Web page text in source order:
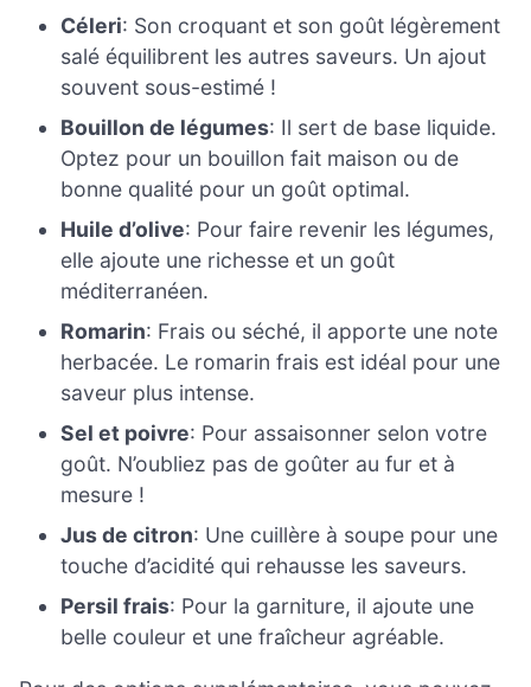
Céleri: Son croquant et son goût légèrement
salé équilibrent les autres saveurs. Un ajout
souvent sous-estimé !
Bouillon de légumes: Il sert de base liquide.
Optez pour un bouillon fait maison ou de
bonne qualité pour un goût optimal.
Huile d’olive: Pour faire revenir les légumes,
elle ajoute une richesse et un goût
méditerranéen.
Romarin: Frais ou séché, il apporte une note
herbacée. Le romarin frais est idéal pour une
saveur plus intense.
Sel et poivre: Pour assaisonner selon votre
goût. N’oubliez pas de goûter au fur et à
mesure !
Jus de citron: Une cuillère à soupe pour une
touche d’acidité qui rehausse les saveurs.
Persil frais: Pour la garniture, il ajoute une
belle couleur et une fraîcheur agréable.